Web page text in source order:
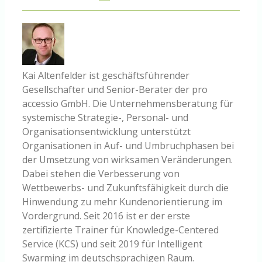
Kai Altenfelder ist geschäftsführender
Gesellschafter und Senior-Berater der pro
accessio GmbH. Die Unternehmensberatung für
systemische Strategie-, Personal- und
Organisationsentwicklung unterstützt
Organisationen in Auf- und Umbruchphasen bei
der Umsetzung von wirksamen Veränderungen.
Dabei stehen die Verbesserung von
Wettbewerbs- und Zukunftsfähigkeit durch die
Hinwendung zu mehr Kundenorientierung im
Vordergrund. Seit 2016 ist er der erste
zertifizierte Trainer für Knowledge-Centered
Service (KCS) und seit 2019 für Intelligent
Swarming im deutschsprachigen Raum.